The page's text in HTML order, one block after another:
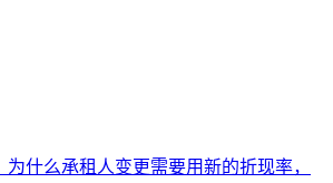
为什么承租人变更需要用新的折现率，